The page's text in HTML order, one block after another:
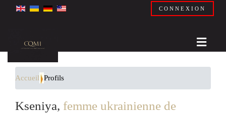
CONNEXION
Accueil Profils
Kseniya, femme ukrainienne de